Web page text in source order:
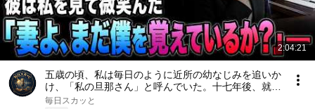
2:04:21
五歳の頃、私は毎日のように近所の幼なじみを追いか
け、「私の旦那さん」と呼んでいた。十七年後、就職
面接で社長室へ入ると、彼は私を見て微笑んだ。「妻
毎日スカッと